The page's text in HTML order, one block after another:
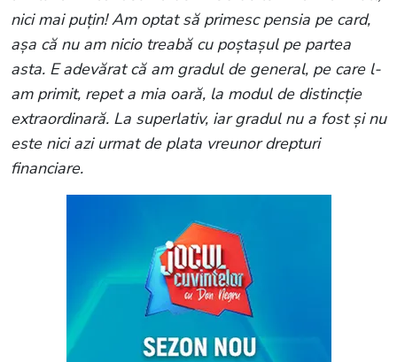
nici mai puțin! Am optat să primesc pensia pe card,
așa că nu am nicio treabă cu poștașul pe partea
asta. E adevărat că am gradul de general, pe care l-
am primit, repet a mia oară, la modul de distincție
extraordinară. La superlativ, iar gradul nu a fost și nu
este nici azi urmat de plata vreunor drepturi
financiare.